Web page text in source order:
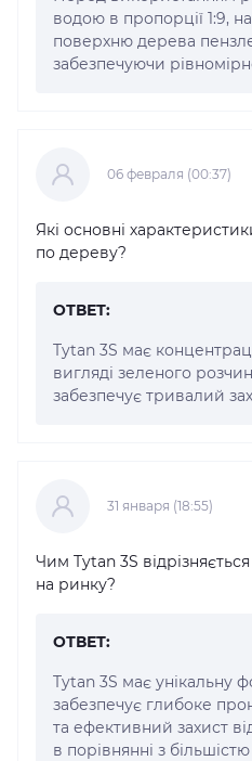
водою в пропорції 1:9,
поверхню дерева
забезпечуючи
06 февраля (00:37)
Які основні
по дереву?
ОТВЕТ:
Tytan 3S має
вигляді зеленого
забезпечує тривалий
31 января (18:55)
Чим Tytan 3S
на ринку?
ОТВЕТ:
Tytan 3S має унікальну
забезпечує глибоке
та ефективний захист
в порівнянні з